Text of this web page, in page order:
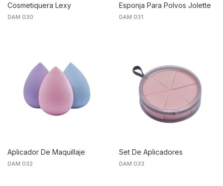
Cosmetiquera Lexy
DAM 030
Esponja Para Polvos Jolette
DAM 031
Aplicador De Maquillaje
Sairea
DAM 032
Set De Aplicadores
Maquilash
DAM 033